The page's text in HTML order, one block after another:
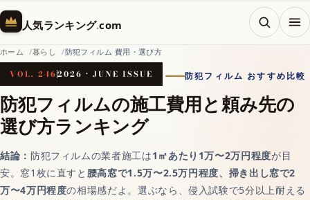
人気ランキング.com
メニ
ホーム
対話AIの記事一覧
ホーム 暮らし 防犯フィルム 費用・選び方
VOL. 2462026 · JUNE ISSUE 防犯フィルム おすすめ比較
防犯フィルムの施工費用と頼み先の
選び方ランキング
結論： 防犯フィルムの業者施工は1㎡あたり1万〜2万円程度が目
安。窓1枚に直すと 腰高窓で1.5万〜2.5万円程度、掃き出し窓で2
万〜4万円程度の相場感だよ。選ぶなら、侵入試験で5分以上耐える